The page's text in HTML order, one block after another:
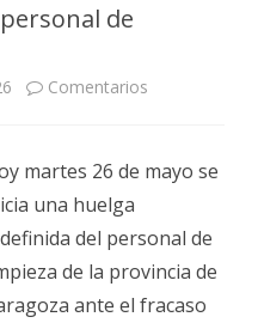
de
Comentarios
martes 26 de mayo se
una huelga
del personal de
de la provincia de
ante el fracaso